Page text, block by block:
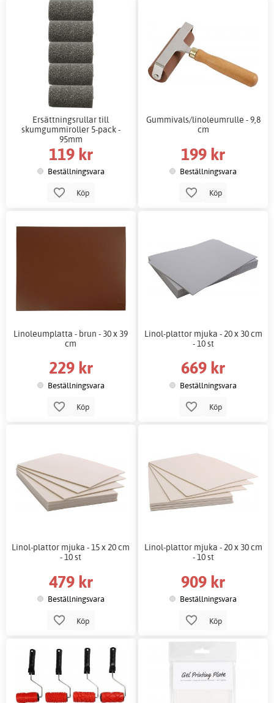
Ersättningsrullar till
skumgummiroller 5-pack -
95mm
119 kr
Beställningsvara
Köp
Gummivals/linoleumrulle - 9,8
cm
199 kr
Beställningsvara
Köp
Linoleumplatta - brun - 30 x 39
cm
229 kr
Beställningsvara
Köp
Linol-plattor mjuka - 20 x 30 cm
- 10 st
669 kr
Beställningsvara
Köp
Linol-plattor mjuka - 15 x 20 cm
- 10 st
479 kr
Beställningsvara
Köp
Linol-plattor mjuka - 20 x 30 cm
- 10 st
909 kr
Beställningsvara
Köp